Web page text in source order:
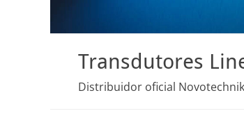
Transdutores
Distribuidor oficial